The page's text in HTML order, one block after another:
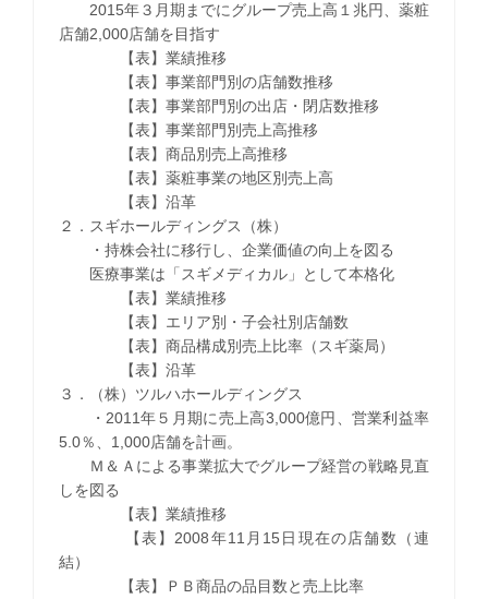
2015年３月期までにグループ売上高１兆円、薬粧
店舗2,000店舗を目指す
【表】業績推移
【表】事業部門別の店舗数推移
【表】事業部門別の出店・閉店数推移
【表】事業部門別売上高推移
【表】商品別売上高推移
【表】薬粧事業の地区別売上高
【表】沿革
２．スギホールディングス（株）
・持株会社に移行し、企業価値の向上を図る
医療事業は「スギメディカル」として本格化
【表】業績推移
【表】エリア別・子会社別店舗数
【表】商品構成別売上比率（スギ薬局）
【表】沿革
３．（株）ツルハホールディングス
・2011年５月期に売上高3,000億円、営業利益率
5.0％、1,000店舗を計画。
Ｍ＆Ａによる事業拡大でグループ経営の戦略見直
しを図る
【表】業績推移
【表】2008年11月15日現在の店舗数（連
結）
【表】ＰＢ商品の品目数と売上比率